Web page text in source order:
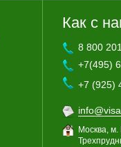
Как с
8 800
+7(495)
+7 (925)
Москва,